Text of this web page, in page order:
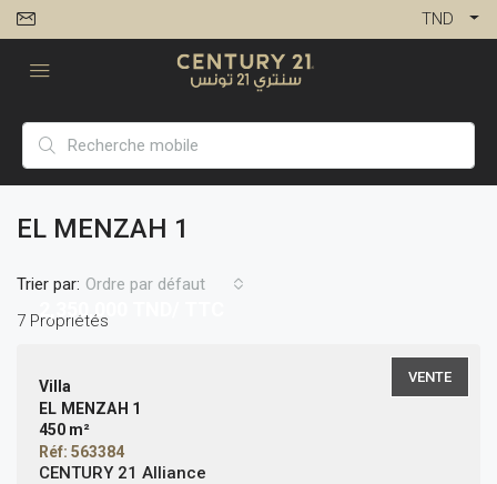
TND
EL MENZAH 1
7 Propriétés
Trier par: Ordre par défaut
VENTE
2,350,000
Villa
EL MENZAH 1
450 m²
Réf: 563384
CENTURY 21 Alliance